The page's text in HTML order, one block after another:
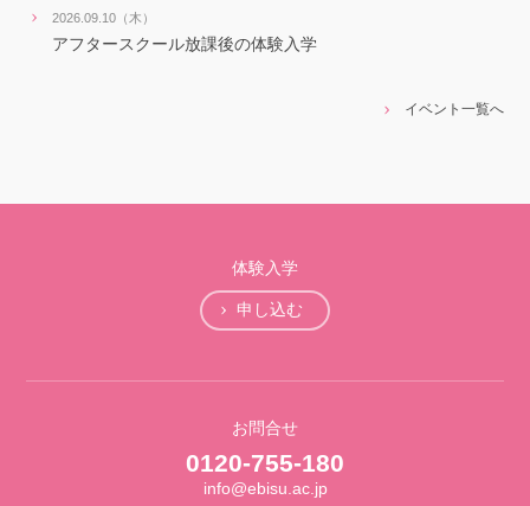
2026.09.10（木）
アフタースクール放課後の体験入学
イベント一覧へ
体験入学
申し込む
お問合せ
0120-755-180
info@ebisu.ac.jp